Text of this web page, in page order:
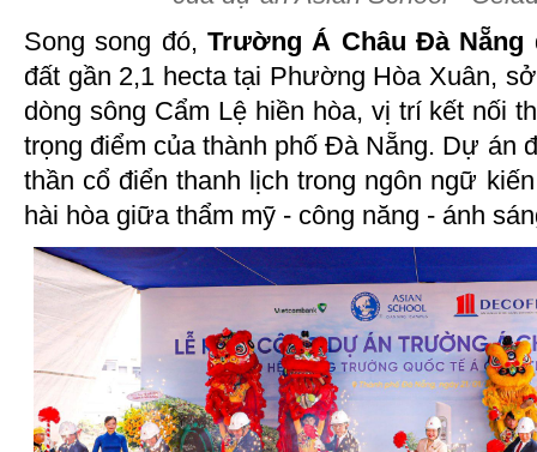
Song song đó, Trường Á Châu Đà Nẵng
đất gần 2,1 hecta tại Phường Hòa Xuân,
dòng sông Cẩm Lệ hiền hòa, vị trí kết nối
trọng điểm của thành phố Đà Nẵng. Dự án
thần cổ điển thanh lịch trong ngôn ngữ
hài hòa giữa thẩm mỹ - công năng - ánh